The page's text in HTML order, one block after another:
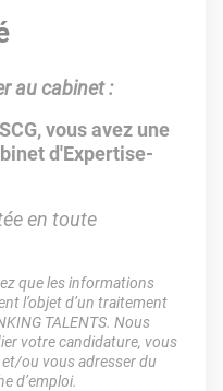
au cabinet :
vous avez une
d'Expertise-
en toute
que les informations
l’objet d’un traitement
TALENTS. Nous
votre candidature, vous
ou vous adresser du
d’emploi.